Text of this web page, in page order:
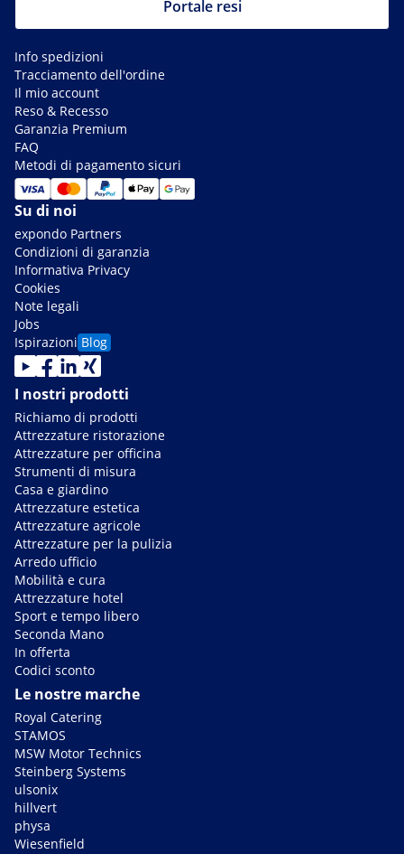
Portale resi
Info spedizioni
Tracciamento dell'ordine
Il mio account
Reso & Recesso
Garanzia Premium
FAQ
Metodi di pagamento sicuri
Su di noi
expondo Partners
Condizioni di garanzia
Informativa Privacy
Cookies
Note legali
Jobs
Ispirazioni Blog
I nostri prodotti
Richiamo di prodotti
Attrezzature ristorazione
Attrezzature per officina
Strumenti di misura
Casa e giardino
Attrezzature estetica
Attrezzature agricole
Attrezzature per la pulizia
Arredo ufficio
Mobilità e cura
Attrezzature hotel
Sport e tempo libero
Seconda Mano
In offerta
Codici sconto
Le nostre marche
Royal Catering
STAMOS
MSW Motor Technics
Steinberg Systems
ulsonix
hillvert
physa
Wiesenfield